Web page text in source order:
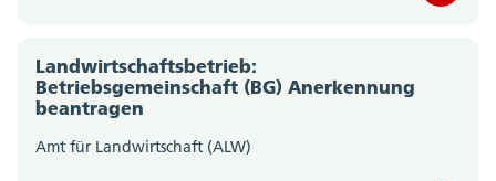
Departement des Innern; Departementssekretariat
Departement für Bildung und Kultur;
Departementssekretariat (0)
Landwirtschaftsbetrieb:
Betriebsgemeinschaft (BG) Anerkennung
beantragen
Amt für Landwirtschaft (ALW)